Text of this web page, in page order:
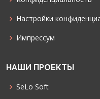
Настройки
Импрессум
НАШИ ПРОЕКТЫ
SeLo Soft